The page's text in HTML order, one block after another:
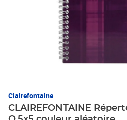
Clairefontaine
CLAIREFONTAINE